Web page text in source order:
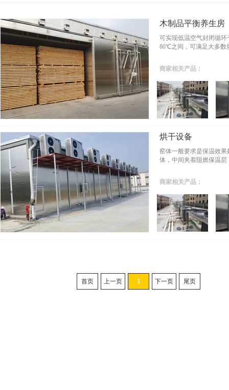
木制品平衡养生房
可实现低温空气封闭循
80℃之间，可满足大多数
商家相关产品：
烘干设备
窑体一般要求是保温效
体，中间夹着阻燃保温层
商家相关产品：
首页 上一页 1 下一页 尾页